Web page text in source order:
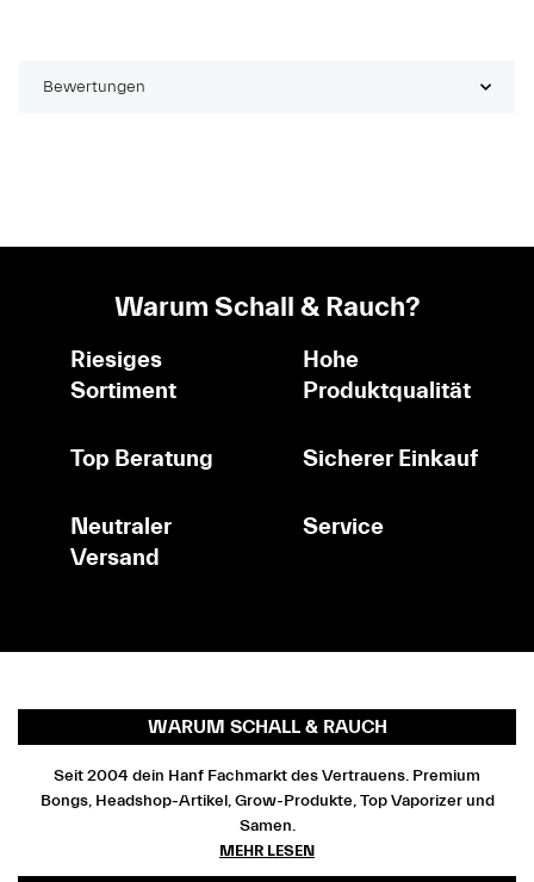
Bewertungen
Warum Schall & Rauch?
Riesiges
Sortiment
Hohe
Produktqualität
Top Beratung Sicherer Einkauf
Neutraler
Versand
Service
WARUM SCHALL & RAUCH
Seit 2004 dein Hanf Fachmarkt des Vertrauens. Premium
Bongs, Headshop-Artikel, Grow-Produkte, Top Vaporizer und
Samen.
MEHR LESEN